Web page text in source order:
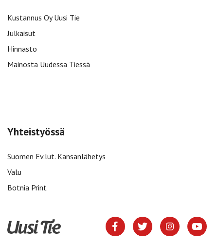
Kustannus Oy Uusi Tie
Julkaisut
Hinnasto
Mainosta Uudessa Tiessä
Yhteistyössä
Suomen Ev.lut. Kansanlähetys
Valu
Botnia Print